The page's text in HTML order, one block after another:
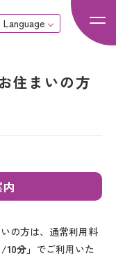
Language
住まいの方
の方は、通常利用料
分」 でご利用いた